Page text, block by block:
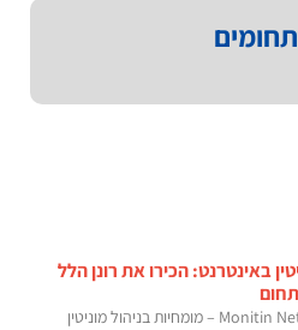
תחומים
באינטרנט: הכירו את רונן הלל
רונן הלל ו־Monitin Net – מומחיות בניהול מוניטין